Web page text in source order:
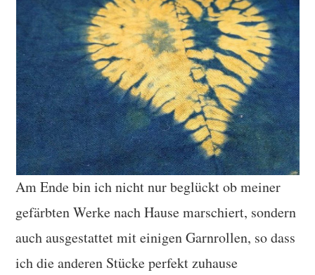
Am Ende bin ich nicht nur beglückt ob meiner
gefärbten Werke nach Hause marschiert, sondern
auch ausgestattet mit einigen Garnrollen, so dass
ich die anderen Stücke perfekt zuhause